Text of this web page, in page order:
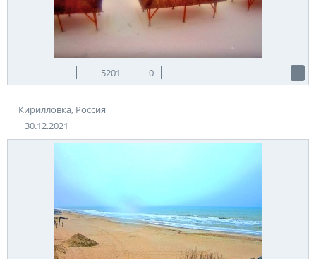
5201 0
Кирилловка, Россия
30.12.2021